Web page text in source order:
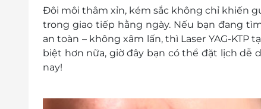
Đôi môi thâm xỉn, kém sắc không chỉ khiến
trong giao tiếp hằng ngày. Nếu bạn đang
an toàn – không xâm lấn, thì Laser YAG-KTP
biệt hơn nữa, giờ đây bạn có thể đặt lịch dễ
nay!